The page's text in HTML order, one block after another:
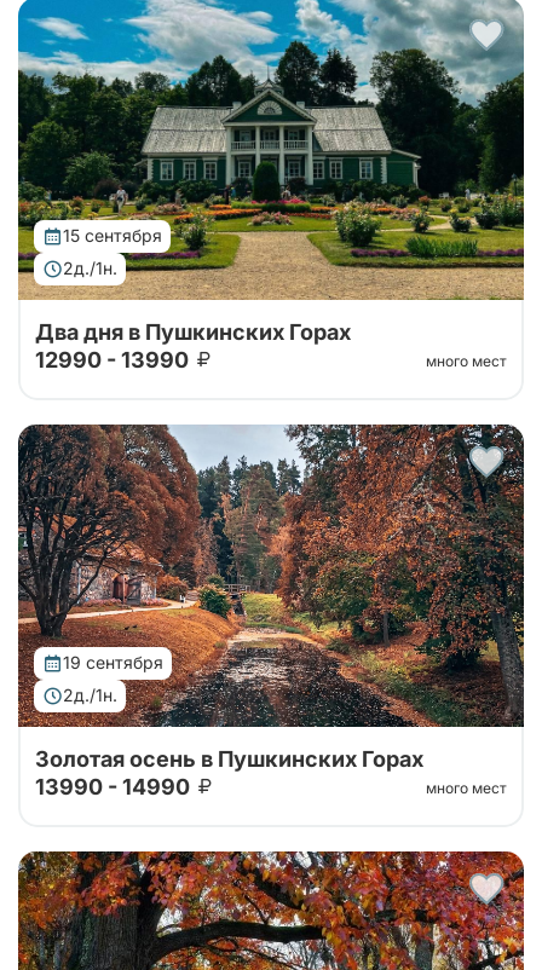
Автобусный тур в Пушкинские горы на 2 дня из
Санкт-Петербурга. Погружение в атмосферу
усадеб, парков и знаковых мест, связанных с
жизнью и творчеством Александра Сергееви...
15 сентября
2д./1н.
Автобусный тур в Пушкинские горы на 2 дня из
Санкт-Петербурга. Погружение в атмосферу
усадеб, парков и знаковых мест, связанных с
жизнью и творчеством Александра Сергееви...
Два дня в Пушкинских Горах
12990 - 13990
много мест
19 сентября
2д./1н.
Автобусный тур в Пушкинские горы на 2 дня из
Санкт-Петербурга. Погружение в атмосферу
усадеб, парков и знаковых мест, связанных с
жизнью и творчеством Александра Сергееви...
Золотая осень в Пушкинских Горах
13990 - 14990
много мест